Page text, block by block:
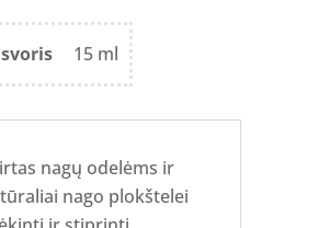
15 ml
nagų odelėms ir
nago plokštelei